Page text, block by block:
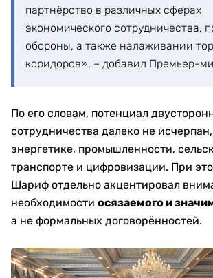
партнёрство в различных сферах
экономического сотрудничества,
обороны, а также налаживании
коридоров», – добавил Премьер-
По его словам, потенциал
сотрудничества далеко не
энергетике, промышленности,
транспорте и цифровизации. При
Шариф отдельно акцентировал
необходимости осязаемого и
а не формальных договорённостей.